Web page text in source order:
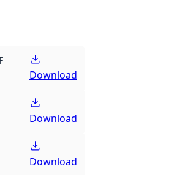
Download
Download
Download